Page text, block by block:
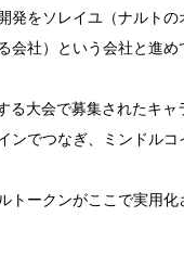
発をソレイユ（ナルトの
会社）という会社と進め
る大会で募集されたキャ
ンでつなぎ、ミンドルコ
トークンがここで実用